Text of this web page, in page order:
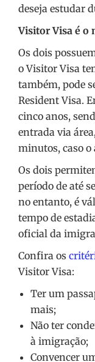
deseja estudar
Visitor Visa é o
Os dois
o Visitor Visa
também, pode
Resident Visa.
cinco anos,
entrada via
minutos, caso o
Os dois
período de até
no entanto, é
tempo de
oficial da
Confira os
Visitor Visa:
Ter um
mais;
Não ter
à imigração;
Convencer